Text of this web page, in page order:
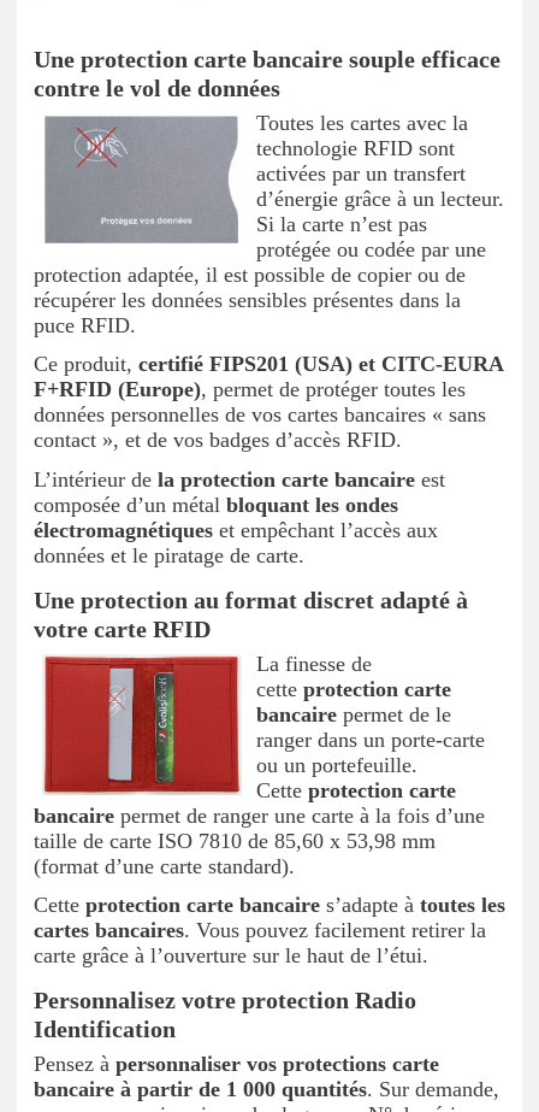
Une protection carte bancaire souple efficace
contre le vol de données
Toutes les cartes avec la
technologie RFID sont
activées par un transfert
d’énergie grâce à un lecteur.
Si la carte n’est pas
protégée ou codée par une
protection adaptée, il est possible de copier ou de
récupérer les données sensibles présentes dans la
puce RFID.
Ce produit, certifié FIPS201 (USA) et CITC-EURA
F+RFID (Europe), permet de protéger toutes les
données personnelles de vos cartes bancaires « sans
contact », et de vos badges d’accès RFID.
L’intérieur de la protection carte bancaire est
composée d’un métal bloquant les ondes
électromagnétiques et empêchant l’accès aux
données et le piratage de carte.
Une protection au format discret adapté à
votre carte RFID
La finesse de
cette protection carte
bancaire permet de le
ranger dans un porte-carte
ou un portefeuille.
Cette protection carte
bancaire permet de ranger une carte à la fois d’une
taille de carte ISO 7810 de 85,60 x 53,98 mm
(format d’une carte standard).
Cette protection carte bancaire s’adapte à toutes les
cartes bancaires. Vous pouvez facilement retirer la
carte grâce à l’ouverture sur le haut de l’étui.
Personnalisez votre protection Radio
Identification
Pensez à personnaliser vos protections carte
bancaire à partir de 1 000 quantités. Sur demande,